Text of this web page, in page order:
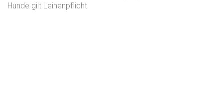
Hunde gilt Leinenpflicht